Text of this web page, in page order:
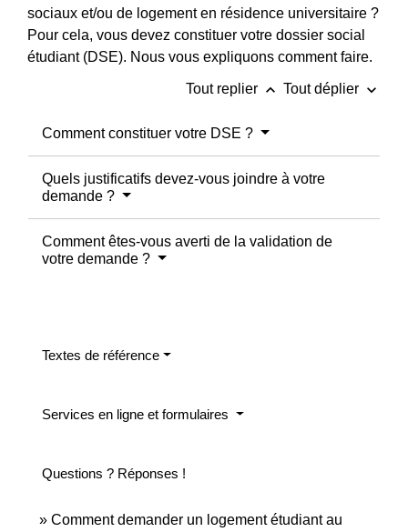
sociaux et/ou de logement en résidence universitaire ?
Pour cela, vous devez constituer votre dossier social
étudiant (DSE). Nous vous expliquons comment faire.
Tout replier keyboard_arrow_up Tout déplier keyboard_arrow_down
Comment constituer votre DSE ?
Quels justificatifs devez-vous joindre à votre
demande ?
Comment êtes-vous averti de la validation de
votre demande ?
Textes de référence
Services en ligne et formulaires
Questions ? Réponses !
Comment demander un logement étudiant au